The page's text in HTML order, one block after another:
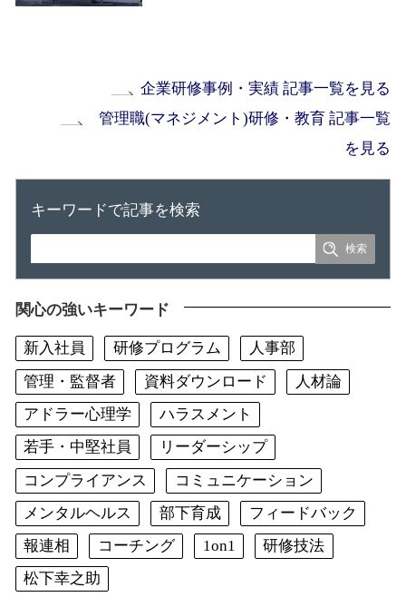
企業研修事例・実績 記事一覧を見る
管理職(マネジメント)研修・教育 記事一覧
を見る
キーワードで記事を検索
関心の強いキーワード
新入社員 研修プログラム
人事部
管理・監督者
資料ダウンロード
人材論
アドラー心理学
ハラスメント
若手・中堅社員
リーダーシップ
コンプライアンス
コミュニケーション
メンタルヘルス
部下育成
フィードバック
報連相
コーチング 1on1
研修技法
松下幸之助